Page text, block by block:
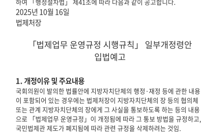
2025년 10월 16일
법제처장
「법제업무 운영규정 시행규칙 」 일부개정령안
입법예고
1.개정이유 및 주요내용
국회의원이 발의한 법률안에 지방자치단체의 행정·재정 등에 관한 내용
이 포함되어 있는 경우에는 법제처장이 지방자치단체의 장 등의 협의체
또는 관계 지방자치단체의 장에게 그 사실을 통보하도록 하는 등의 내용
으로
「법제업무 운영규정 」 이 개정됨에 따라 그 통보 방법을 규정하고,
국민법제관 제도가 폐지됨에 따라 관련 규정을 삭제하려는 것임.